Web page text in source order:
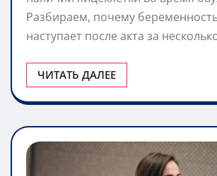
Разбираем, почему
наступает после акта за
ЧИТАТЬ ДАЛЕЕ